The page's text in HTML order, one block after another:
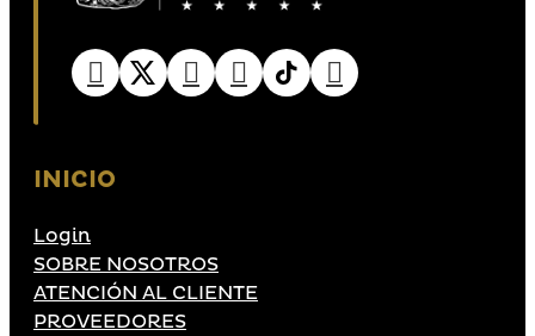
INICIO
Login
SOBRE NOSOTROS
ATENCIÓN AL CLIENTE
PROVEEDORES